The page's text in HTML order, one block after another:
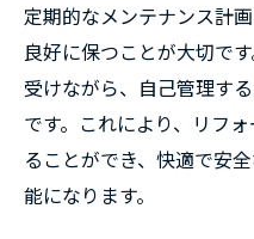
定期的なメンテナンス計
良好に保つことが大切で
受けながら、自己管理す
です。これにより、リフ
ることができ、快適で安
能になります。